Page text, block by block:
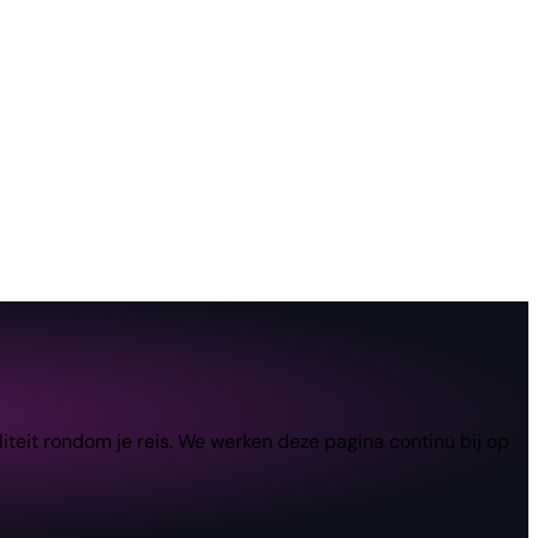
rondom je reis. We werken deze pagina continu bij op